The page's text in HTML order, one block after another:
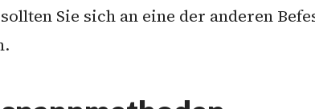
Sie sich an eine der anderen